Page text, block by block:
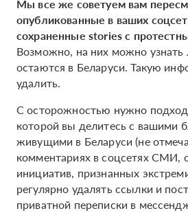
Мы все же советуем вам
опубликованные в ваших
сохраненные stories с
Возможно, на них можно
остаются в Беларуси. Такую
удалить.
С осторожностью нужно
которой вы делитесь с вашими
живущими в Беларуси (не
комментариях в соцсетях СМИ,
инициатив, признанных
регулярно удалять ссылки и
приватной переписки в